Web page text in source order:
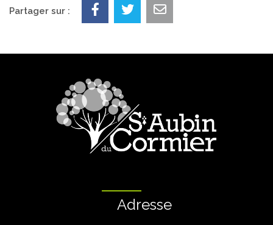
Partager sur :
Adresse